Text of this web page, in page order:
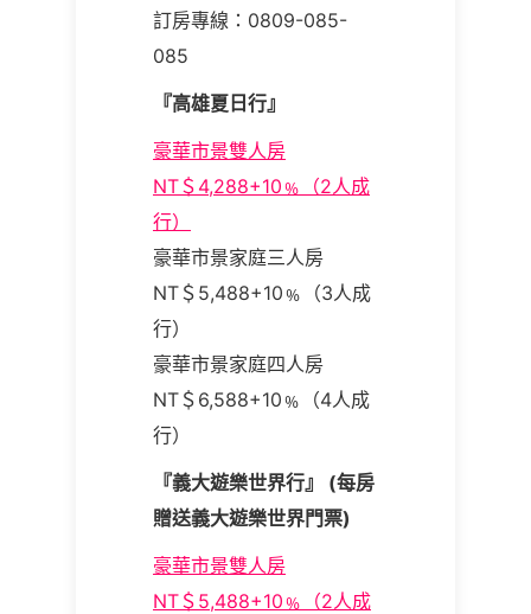
訂房專線：0809-085-
085
『高雄夏日行』
豪華市景雙人房
NT＄4,288+10﹪（2人成
行）
豪華市景家庭三人房
NT＄5,488+10﹪（3人成
行）
豪華市景家庭四人房
NT＄6,588+10﹪（4人成
行）
『義大遊樂世界行』 (每房
贈送義大遊樂世界門票)
豪華市景雙人房
NT＄5,488+10﹪（2人成